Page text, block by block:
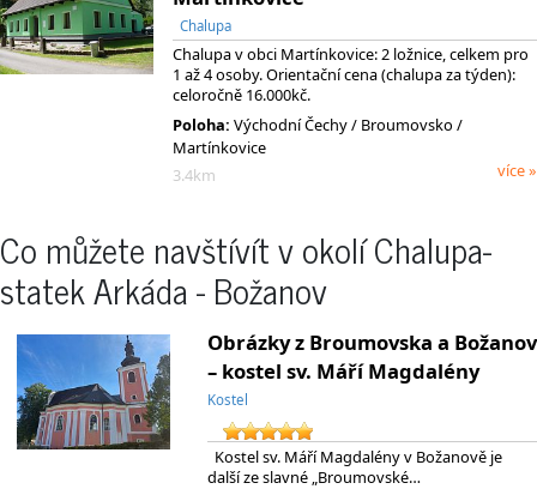
Chalupa
Chalupa v obci Martínkovice: 2 ložnice, celkem pro
1 až 4 osoby. Orientační cena (chalupa za týden):
celoročně 16.000kč.
Poloha: Východní Čechy/ Broumovsko /
Martínkovice
3.4km
více »
Co můžete navštívít v okolí Chalupa-
statek Arkáda - Božanov
Obrázky z Broumovska a Božanov
– kostel sv. Máří Magdalény
Kostel
Kostel sv. Máří Magdalény v Božanově je
další ze slavné „Broumovské…